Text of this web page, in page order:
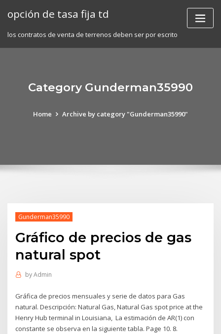
opción de tasa fija td
los contratos de venta de terrenos deben ser por escrito
Category Gunderman35990
Home Archive by category "Gunderman35990"
Gunderman35990
Gráfico de precios de gas
natural spot
byAdmin
Gráfica de precios mensuales y serie de datos para Gas
natural. Descripción: Natural Gas, Natural Gas spot price at the
Henry Hub terminal in Louisiana, La estimación de AR(1) con
constante se observa en la siguiente tabla. Page 10. 8.